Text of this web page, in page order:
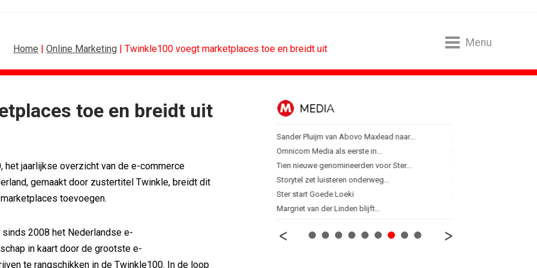
Home | Online Marketing | Twinkle100 voegt marketplaces toe en breidt uit
Menu
toe en breidt uit
het jaarlijkse overzicht van de e-commerce
gemaakt door zustertitel Twinkle, breidt dit
toevoegen.
2008 het Nederlandse e-
in kaart door de grootste e-
te rangschikken in de Twinkle100. In de loop
features
in hart...
FOOD EN RETAIL
Gadiza Saaidi (Unilever): 'De beste...
Maggi lanceert Heat & Eat met...
Grolsch lanceert campagne voor...
MEDIA
Sander Pluijm van Abovo Maxlead naar...
Omnicom Media als eerste in...
Tien nieuwe genomineerden voor Ster...
Storytel zet luisteren onderweg...
Ster start Goede Loeki
Margriet van der Linden blijft...
Allianz Direct ‘kaapt’...
VanMoof zet